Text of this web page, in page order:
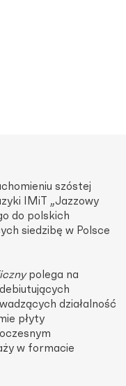
szóstej
IMiT „Jazzowy
do polskich
siedzibę w Polsce
polega na
działalność
płyty
w formacie